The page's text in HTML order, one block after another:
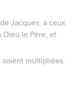
Jacques, à ceux
Dieu le Père, et
soient multipliées.